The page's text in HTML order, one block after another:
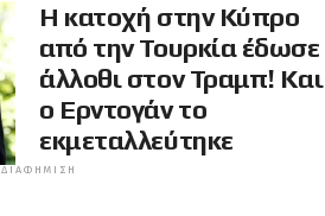
Η κατοχή στην Κύπρο
από την Τουρκία έδωσε
άλλοθι στον Τραμπ! Και
ο Ερντογάν το
εκμεταλλεύτηκε
ΔΙΑΦΉΜΙΣΗ